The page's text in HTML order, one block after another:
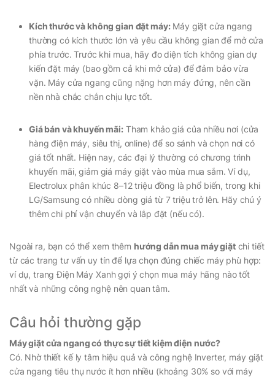
Kích thước và không gian đặt máy:Máy giặt cửa ngang
thường có kích thước lớn và yêu cầu không gian để mở cửa
phía trước. Trước khi mua, hãy đo diện tích không gian dự
kiến đặt máy (bao gồm cả khi mở cửa) để đảm bảo vừa
vặn. Máy cửa ngang cũng nặng hơn máy đứng, nên cần
nền nhà chắc chắn chịu lực tốt.
Giá bán và khuyến mãi:Tham khảo giá của nhiều nơi (cửa
hàng điện máy, siêu thị, online) để so sánh và chọn nơi có
giá tốt nhất. Hiện nay, các đại lý thường có chương trình
khuyến mãi, giảm giá máy giặt vào mùa mua sắm. Ví dụ,
Electrolux phân khúc 8–12 triệu đồng là phổ biến, trong khi
LG/Samsung có nhiều dòng giá từ 7 triệu trở lên. Hãy chú ý
thêm chi phí vận chuyển và lắp đặt (nếu có).
Ngoài ra, bạn có thể xem thêm hướng dẫn mua máy giặtchi tiết
từ các trang tư vấn uy tín để lựa chọn đúng chiếc máy phù hợp:
ví dụ, trang Điện Máy Xanh gợi ý chọn mua máy hãng nào tốt
nhất và những công nghệ nên quan tâm.
Câu hỏi thường gặp
Máy giặt cửa ngang có thực sự tiết kiệm điện nước?
Có. Nhờ thiết kế ly tâm hiệu quả và công nghệ Inverter, máy giặt
cửa ngang tiêu thụ nước ít hơn nhiều (khoảng 30% so với máy